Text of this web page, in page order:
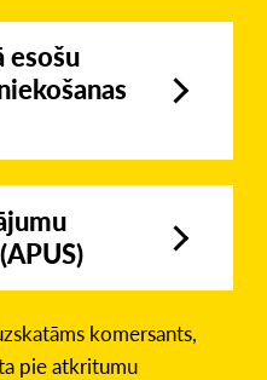
esošu
komersants,
pie atkritumu